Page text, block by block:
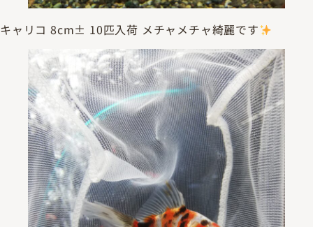
キャリコ 8cm± 10匹入荷 メチャメチャ綺麗です